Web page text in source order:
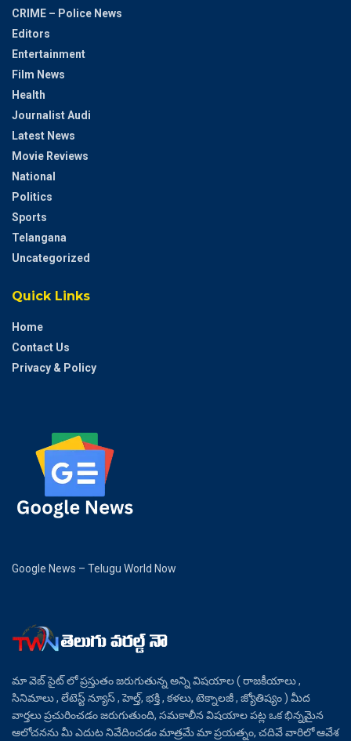
CRIME – Police News
Editors
Entertainment
Film News
Health
Journalist Audi
Latest News
Movie Reviews
National
Politics
Sports
Telangana
Uncategorized
Quick Links
Home
Contact Us
Privacy & Policy
Google News – Telugu World Now
మా వెబ్ సైట్ లో ప్రస్తుతం జరుగుతున్న అన్ని విషయాల ( రాజకీయాలు ,
సినిమాలు , లేటెస్ట్ న్యూస్ , హెల్త్, భక్తి , కళలు, టెక్నాలజీ , జ్యోతిష్యం ) మీద
వార్తలు ప్రచురించడం జరుగుతుంది, సమకాలీన విషయాల పట్ల ఒక భిన్నమైన
ఆలోచనను మీ ఎదుట నివేదించడం మాత్రమే మా ప్రయత్నం, చదివే వారిలో ఆవేశ